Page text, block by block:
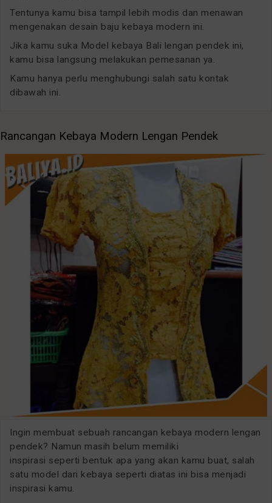
Tentunya kamu bisa tampil lebih modis dan menawan
mengenakan desain baju kebaya modern ini.
Jika kamu suka Model kebaya Bali lengan pendek ini,
kamu bisa langsung melakukan pemesanan ya.
Kamu hanya perlu menghubungi salah satu kontak
dibawah ini.
Rancangan Kebaya Modern Lengan Pendek
Ingin membuat sebuah rancangan kebaya modern lengan
pendek? Namun masih belum memiliki
inspirasi seperti bentuk apa yang akan kamu buat, salah
satu model dari kebaya seperti diatas ini bisa menjadi
inspirasi kamu.